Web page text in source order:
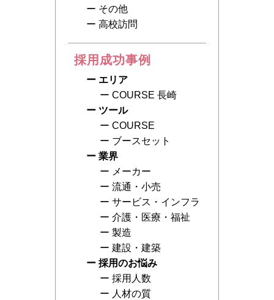
その他
高校訪問
採用成功事例
エリア
COURSE 長崎
ツール
COURSE
ブースセット
業界
メーカー
流通・小売
サービス・インフラ
介護・医療・福祉
製造
建設・建築
採用のお悩み
採用人数
人材の質